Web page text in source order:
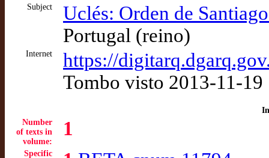
Subject
Uclés: Orden de
Portugal (reino)
Internet
https://
Tombo visto 2013-11-19
Number
of texts in
volume:
1
Specific